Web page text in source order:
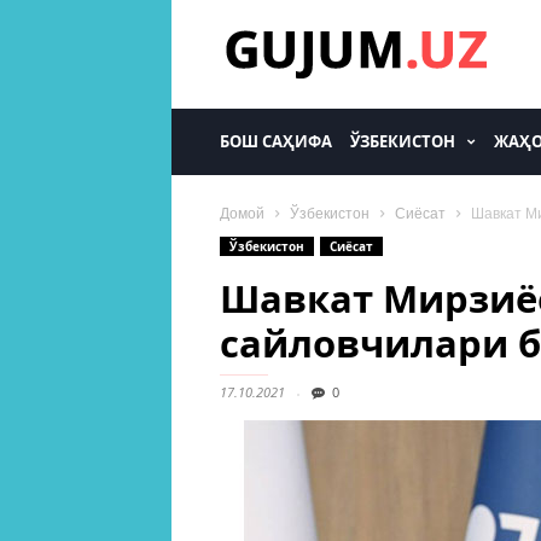
БОШ САҲИФА ЎЗБЕКИСТОН
Домой Ўзбекистон Сиёсат
Шавкат
Ўзбекистон
Сиёсат
Шавкат
сайловчилари
17.10.2021 0